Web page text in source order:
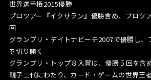
世界選手権2015優勝
プロツアー『イクサラン』優勝含め、プロツ
回
グランプリ・デイトナビーチ2007で優勝し、
を切り開く
グランプリ・トップ８入賞は、優勝５回を含
親子二代にわたり、カード・ゲームの世界王